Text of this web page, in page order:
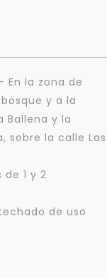
En la zona de
y a la
Ballena y la
sobre la calle Las
1 y 2
de uso